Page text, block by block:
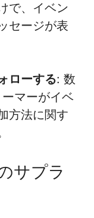
で、イベン
セージが表
ローする: 数
マーがイベ
方法に関す
サプラ